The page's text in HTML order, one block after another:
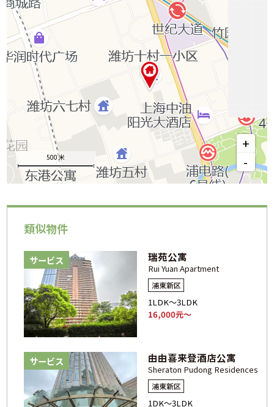
500 米
+
-
類似物件
サービス 瑞苑公寓
Rui Yuan Apartment
浦東新区
1LDK～3LDK
16,000元～
サービス 由由喜来登酒店公寓
Sheraton Pudong Residences
浦東新区
1DK～3LDK